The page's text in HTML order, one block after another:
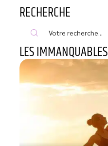
RECHERCHE
LES IMMANQUABLES